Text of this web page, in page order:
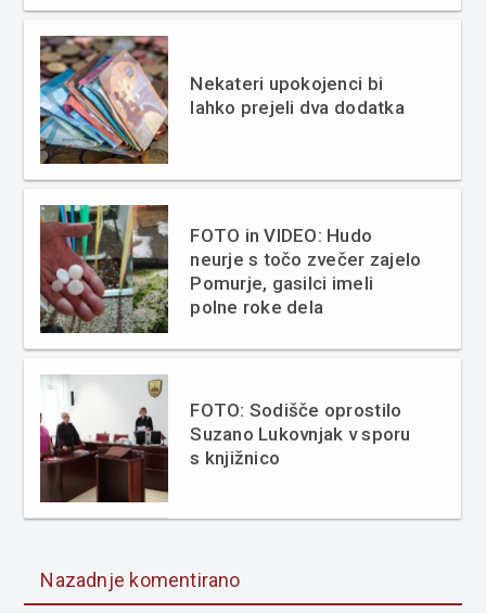
Nekateri upokojenci bi
lahko prejeli dva dodatka
FOTO in VIDEO: Hudo
neurje s točo zvečer zajelo
Pomurje, gasilci imeli
polne roke dela
FOTO: Sodišče oprostilo
Suzano Lukovnjak v sporu
s knjižnico
Nazadnje komentirano